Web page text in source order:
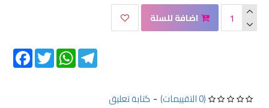
(0 التقييمات) - كتابة تعليق
اضافة للسلة
Twitter
WhatsAppTelegram